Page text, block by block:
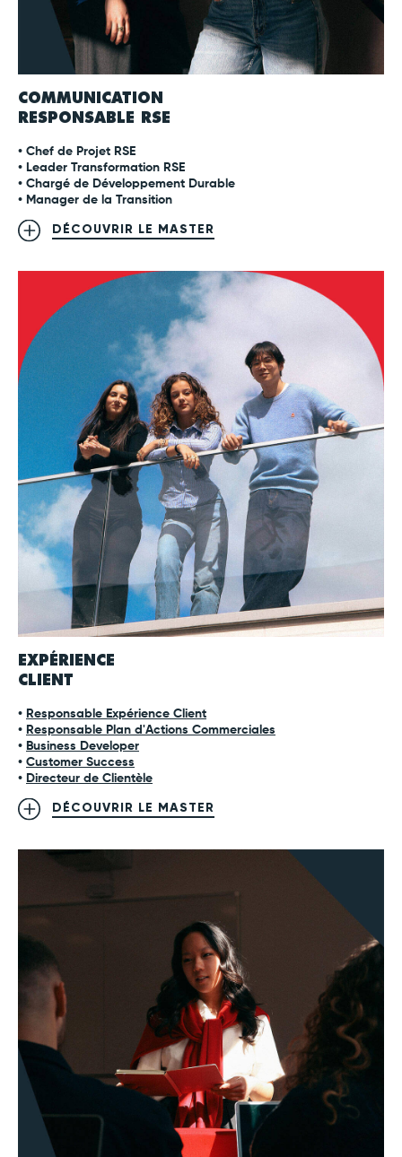
COMMUNICATION
RESPONSABLE RSE
• Chef de Projet RSE
• Leader Transformation RSE
• Chargé de Développement Durable
• Manager de la Transition
DÉCOUVRIR LE MASTER
EXPÉRIENCE
CLIENT
• Responsable Expérience Client
• Responsable Plan d'Actions Commerciales
• Business Developer
• Customer Success
• Directeur de Clientèle
DÉCOUVRIR LE MASTER